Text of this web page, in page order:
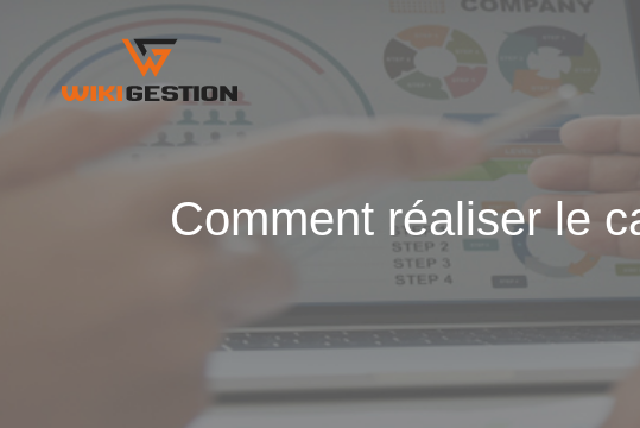
Comment réaliser le